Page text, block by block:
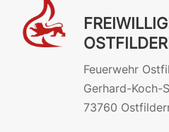
Feuerwehr
Gerhard-Koch-
73760